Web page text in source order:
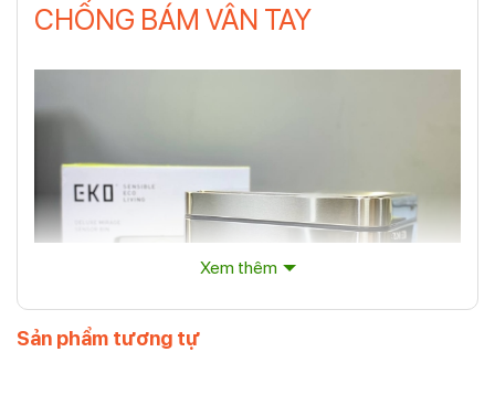
CHỐNG BÁM VÂN TAY
Xem thêm
Sản phẩm tương tự